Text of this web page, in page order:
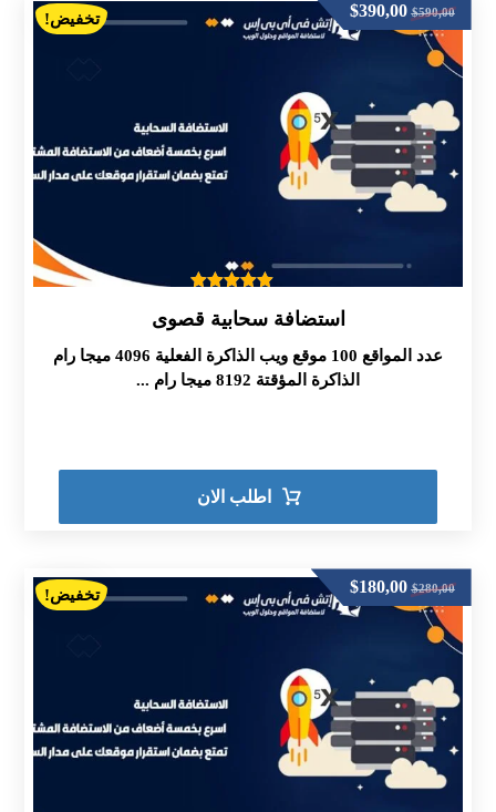
استضافة سحابية قصوى
عدد المواقع 100 موقع ويب الذاكرة الفعلية 4096 ميجا رام
الذاكرة المؤقتة 8192 ميجا رام ...
5.00
من 5
$590,00
$390,00 تخفيض!
اطلب الان
$280,00
$180,00 تخفيض!